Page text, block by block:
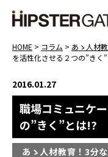
HOME > コラム > あゝ人材
を活性化させる２つの”きく
2016.01.27
職場コミュニケ
の”きく”とは!?
あゝ人材教育！3分